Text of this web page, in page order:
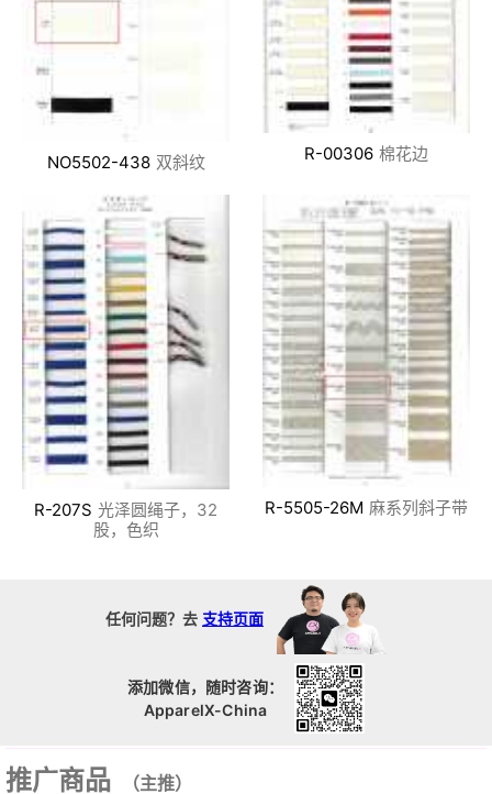
NO5502-438 双斜纹 R-00306 棉花边
R-207S 光泽圆绳子，32
股，色织
R-5505-26M 麻系列斜子带
任何问题？去 支持页面
添加微信，随时咨询：
ApparelX-China
推广商品 （主推）